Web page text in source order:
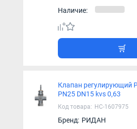
Наличие:
Клапан регулирующий
PN25 DN15 kvs 0,63
Код товара: НС-1607975
Бренд: РИДАН